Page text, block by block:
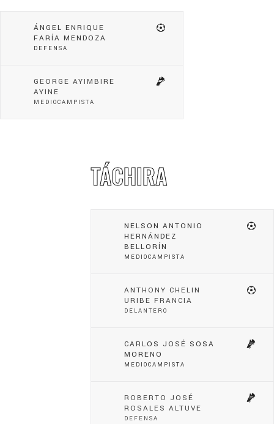
ÁNGEL ENRIQUE
FARÍA MENDOZA
DEFENSA
GEORGE AYIMBIRE
AYINE
MEDIOCAMPISTA
TÁCHIRA
NELSON ANTONIO
HERNÁNDEZ
BELLORÍN
MEDIOCAMPISTA
ANTHONY CHELIN
URIBE FRANCIA
DELANTERO
CARLOS JOSÉ SOSA
MORENO
MEDIOCAMPISTA
ROBERTO JOSÉ
ROSALES ALTUVE
DEFENSA